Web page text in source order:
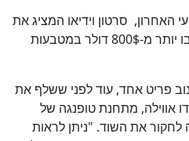
האחרון, סרטון וידיאו המציג את
אירוע השוד, אשר במהלכו נגנבו יותר מ-800$ דולר במטבעות
פריט אחד, עוד לפני ששלף את
אווילה, מתחנת טופנגה של
את השוד. "ניתן לראות